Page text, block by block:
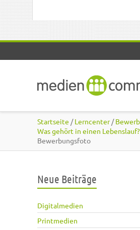
Startseite /Lerncenter/
Was gehört in einen Lebenslauf?
Bewerbungsfoto
Neue Beiträge
Digitalmedien
Printmedien